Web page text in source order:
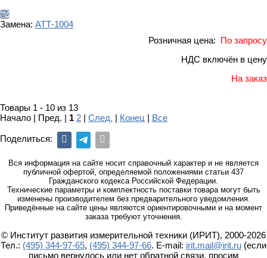
Замена: АТТ-1004
Розничная цена: По запросу
НДС включён в цену
На заказ
Товары 1 - 10 из 13
Начало | Пред. | 1 2 | След. | Конец | Все
Поделиться:
Вся информация на сайте носит справочный характер и не является
публичной офертой, определяемой положениями статьи 437
Гражданского кодекса Российской Федерации.
Технические параметры и комплектность поставки товара могут быть
изменены производителем без предварительного уведомления.
Приведённые на сайте цены являются ориентировочными и на момент
заказа требуют уточнения.
© Институт развития измерительной техники (ИРИТ), 2000-2026
Тел.: (495) 344-97-65, (495) 344-97-66. E-mail: irit.mail@irit.ru (если
письмо вернулось или нет обратной связи, просим